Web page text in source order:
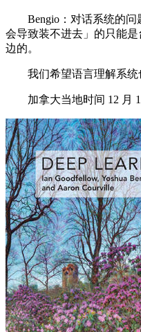
Bengio：对话系统的问题
会导致装不进去」的只能
边的。
我们希望语言理解系统也
加拿大当地时间 12 月 11